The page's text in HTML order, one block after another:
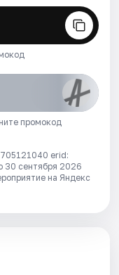
промокод
erid:
30 сентября 2026
на Яндекс